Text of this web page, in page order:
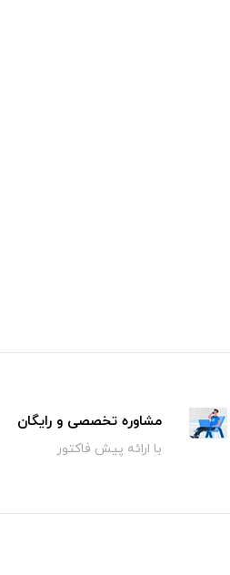
مشاوره تخصصی و رایگان
با ارائه پیش فاکتور